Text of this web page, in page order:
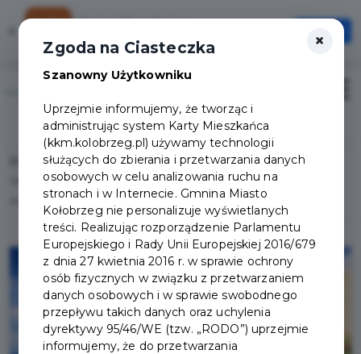
Szybciej, wygodniej, zawsze pod ręką
Otwórz
Logowanie/Rejestracja
Home
Lista aktualności
Sterylizacja kotów właścicielskich w ramach Kołobrzeskiej Karty
×
Zgoda na Ciasteczka
Szanowny Użytkowniku
Uprzejmie informujemy, że tworząc i
administrując system Karty Mieszkańca
(kkm.kolobrzeg.pl) używamy technologii
służących do zbierania i przetwarzania danych
osobowych w celu analizowania ruchu na
stronach i w Internecie. Gmnina Miasto
Kołobrzeg nie personalizuje wyświetlanych
treści. Realizując rozporządzenie Parlamentu
Europejskiego i Rady Unii Europejskiej 2016/679
z dnia 27 kwietnia 2016 r. w sprawie ochrony
osób fizycznych w związku z przetwarzaniem
danych osobowych i w sprawie swobodnego
przepływu takich danych oraz uchylenia
dyrektywy 95/46/WE (tzw. „RODO”) uprzejmie
informujemy, że do przetwarzania